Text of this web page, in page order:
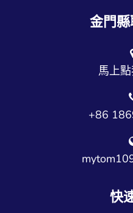
金門
馬上
+86
快